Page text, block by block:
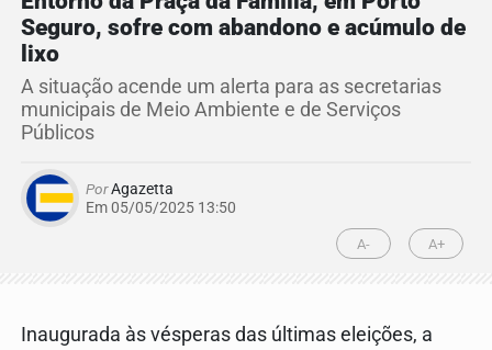
Seguro, sofre com abandono e acúmulo de
lixo
A situação acende um alerta para as secretarias
municipais de Meio Ambiente e de Serviços
Públicos
PorAgazetta
Em 05/05/2025 13:50
A- A+
Inaugurada às vésperas das últimas eleições, a